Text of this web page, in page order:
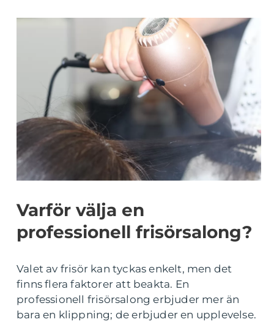
Varför välja en
professionell frisörsalong?
Valet av frisör kan tyckas enkelt, men det
finns flera faktorer att beakta. En
professionell frisörsalong erbjuder mer än
bara en klippning; de erbjuder en upplevelse.